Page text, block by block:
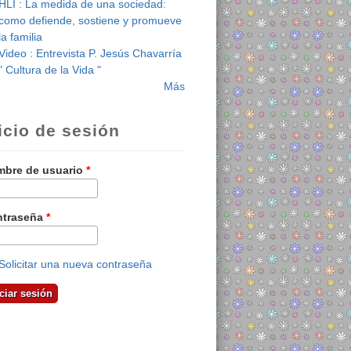
HLI : La medida de una sociedad:
defiende, sostiene y promueve
la familia
: Entrevista P. Jesús Chavarría
Cultura de la Vida "
Más
de sesión
de usuario *
*
una nueva contraseña